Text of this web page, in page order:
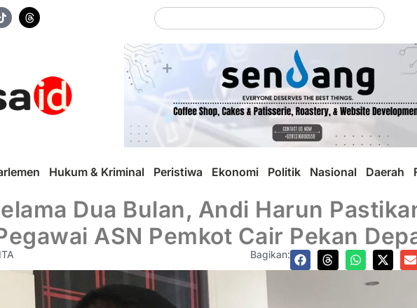
Hukum & Kriminal Peristiwa Ekonomi Politik Nasional Daerah
Dua Bulan, Andi Harun
ASN Pemkot Cair Pekan
Bagikan: